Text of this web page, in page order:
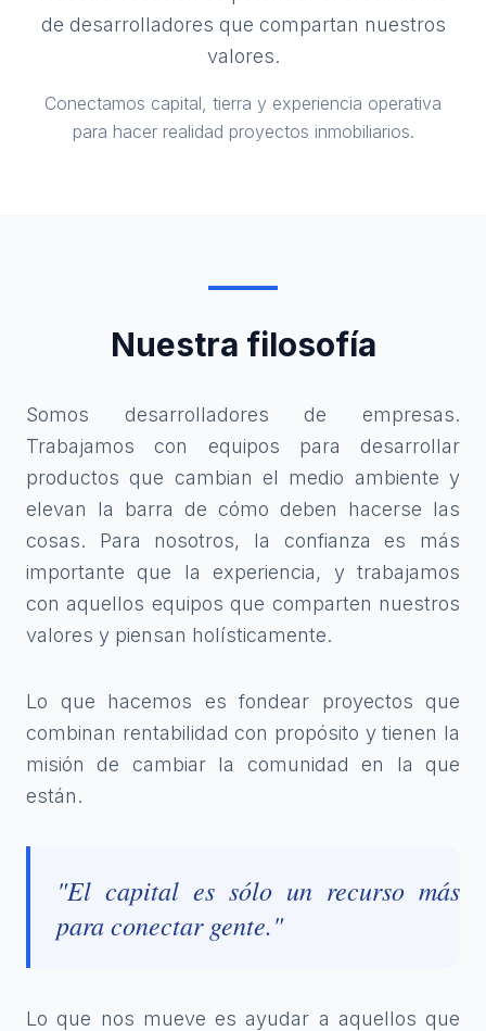
de desarrolladores que compartan nuestros
valores.
Conectamos capital, tierra y experiencia operativa
para hacer realidad proyectos inmobiliarios.
Nuestra filosofía
Somos desarrolladores de empresas.
Trabajamos con equipos para desarrollar
productos que cambian el medio ambiente y
elevan la barra de cómo deben hacerse las
cosas. Para nosotros, la confianza es más
importante que la experiencia, y trabajamos
con aquellos equipos que comparten nuestros
valores y piensan holísticamente.
Lo que hacemos es fondear proyectos que
combinan rentabilidad con propósito y tienen la
misión de cambiar la comunidad en la que
están.
"El capital es sólo un recurso más
para conectar gente."
Lo que nos mueve es ayudar a aquellos que